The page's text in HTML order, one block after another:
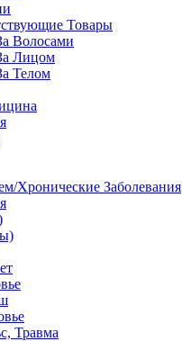
Товары
Волосами
Лицом
Телом
Хронические Заболевания
Травма